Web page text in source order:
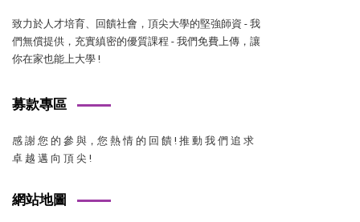
致力於人才培育、回饋社會，頂尖大學的堅強師資 - 我
們無償提供，充實縝密的優質課程 - 我們免費上傳，讓
你在家也能上大學 !
募款專區
感 謝 您 的 參 與，您 熱 情 的 回 饋 ! 推 動 我 們 追 求
卓 越 邁 向 頂 尖 !
網站地圖